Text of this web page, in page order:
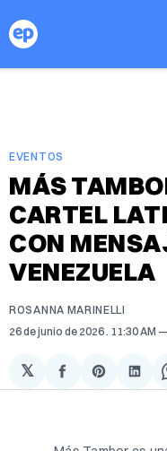
EVENTOS
MÁS
CARTEL
CON
VENEZUELA
ROSANNA MARINELLI
26 de junio de 2026 . 11:30 AM
𝕏
Compartir
en
Share
on
en